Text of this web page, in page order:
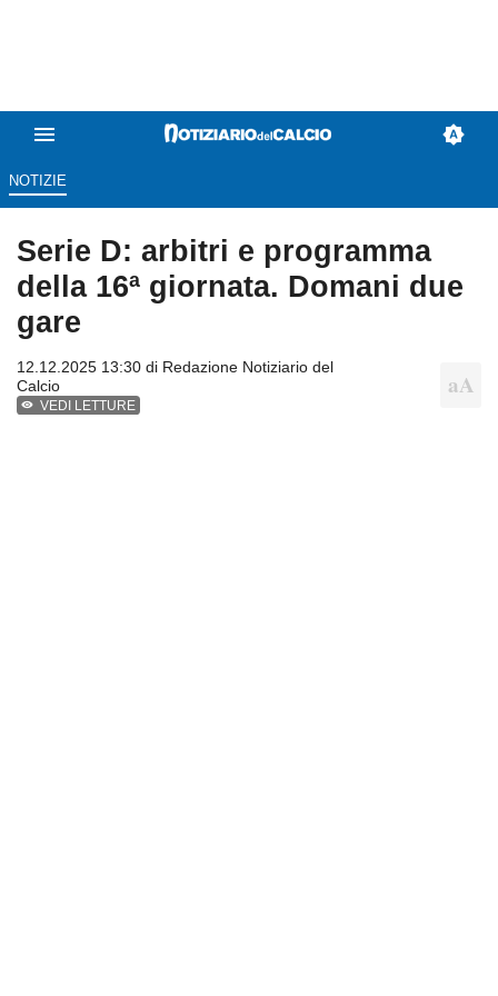
NOTIZIE
Serie D: arbitri e programma
della 16ª giornata. Domani due
gare
12.12.2025 13:30 di Redazione Notiziario del
Calcio
VEDI LETTURE